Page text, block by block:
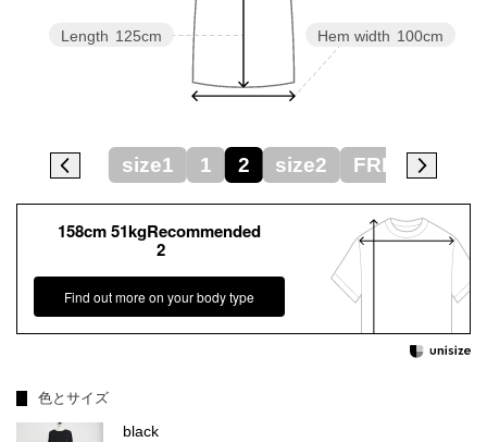
Hem width 100cm
Length 125cm
size1 1 2 size2 FREE
158cm 51kgRecommended
2
Find out more on your body type
色とサイズ
black